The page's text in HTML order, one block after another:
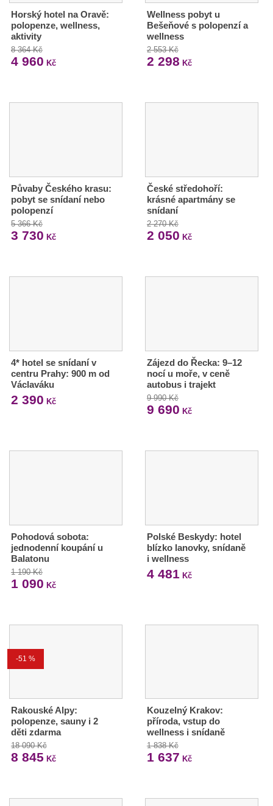
Horský hotel na Oravě:
polopenze, wellness,
aktivity
8 364 Kč
4 960 Kč
Wellness pobyt u
Bešeňové s polopenzí a
wellness
2 553 Kč
2 298 Kč
Půvaby Českého krasu:
pobyt se snídaní nebo
polopenzí
5 366 Kč
3 730 Kč
České středohoří:
krásné apartmány se
snídaní
2 270 Kč
2 050 Kč
4* hotel se snídaní v
centru Prahy: 900 m od
Václaváku
2 390 Kč
Zájezd do Řecka: 9–12
nocí u moře, v ceně
autobus i trajekt
9 990 Kč
9 690 Kč
Pohodová sobota:
jednodenní koupání u
Balatonu
1 190 Kč
1 090 Kč
Polské Beskydy: hotel
blízko lanovky, snídaně
i wellness
4 481 Kč
-51 %
Rakouské Alpy:
polopenze, sauny i 2
děti zdarma
18 090 Kč
8 845 Kč
Kouzelný Krakov:
příroda, vstup do
wellness i snídaně
1 838 Kč
1 637 Kč